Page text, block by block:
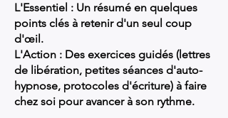
L'Essentiel : Un résumé en quelques
points clés à retenir d'un seul coup
d'œil.
L'Action : Des exercices guidés (lettres
de libération, petites séances d'auto-
hypnose, protocoles d'écriture) à faire
chez soi pour avancer à son rythme.